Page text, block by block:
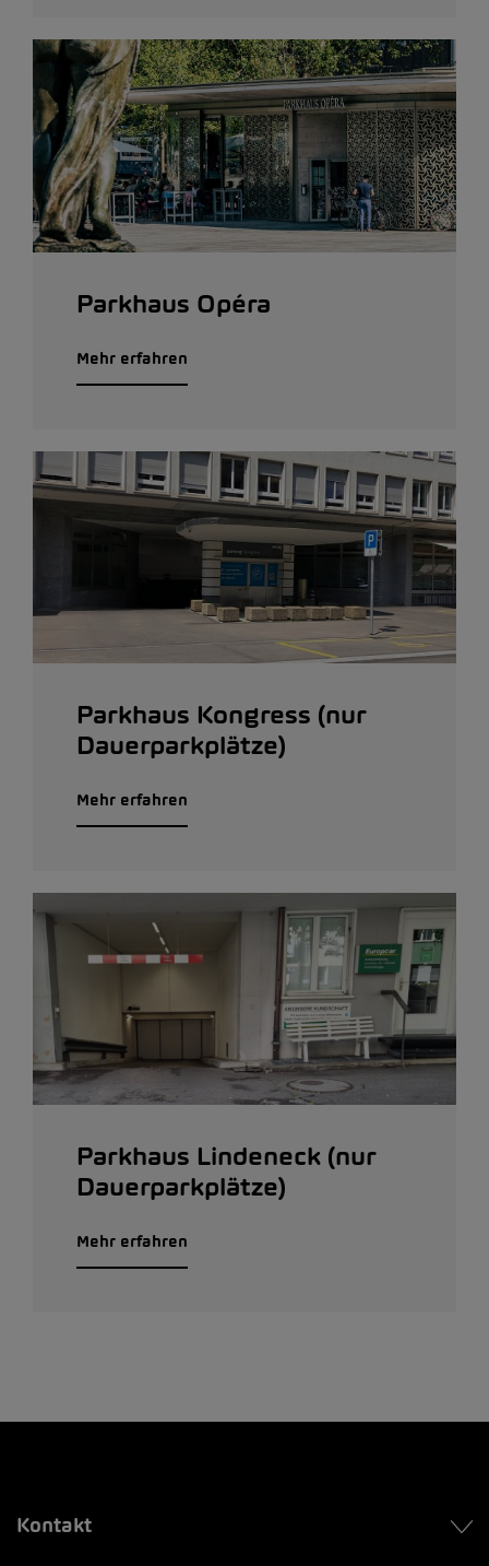
Parkhaus Opéra
Mehr erfahren
Parkhaus Kongress (nur
Dauerparkplätze)
Mehr erfahren
Parkhaus Lindeneck (nur
Dauerparkplätze)
Mehr erfahren
Kontakt